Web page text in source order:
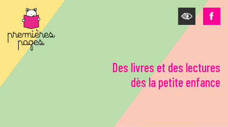
Aller au contenu principal
Des livres et des lectures
dès la petite enfance